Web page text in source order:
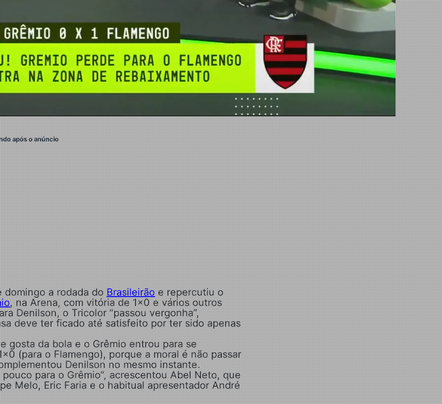
após o anúncio
a rodada doBrasileirãoe repercutiu o
, na Arena, com vitória de 1×0 e vários outros
Denilson, o Tricolor “passou vergonha”,
deve ter ficado até satisfeito por ter sido apenas
gosta da bola e o Grêmio entrou para se
(para o Flamengo), porque a moral é não passar
Denilson no mesmo instante.
para o Grêmio”, acrescentou Abel Neto, que
Melo, Eric Faria e o habitual apresentador André